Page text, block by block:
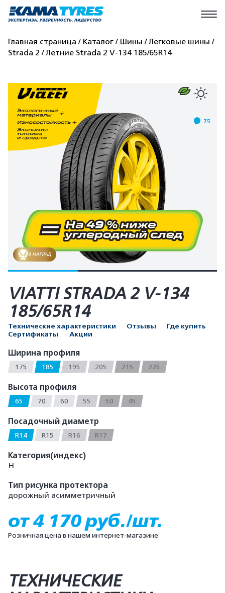
Главная страница Каталог Шины
Легковые шины
Strada 2
Летние Strada 2 V-134 185/65R14
75
9 НАГРАД
VIATTI STRADA 2 V-134
185/65R14
Технические характеристики Отзывы
Где купить
Сертификаты
Акции
Ширина профиля
175 185 195 205 215 225
Высота профиля
65 70 60 55 50 45
Посадочный диаметр
R14 R15 R16 R17
Категория(индекс)
H
Тип рисунка протектора
дорожный асимметричный
от 4 170 руб./шт.
Розничная цена в нашем интернет-магазине
ТЕХНИЧЕСКИЕ